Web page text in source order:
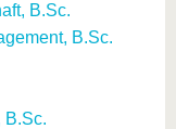
B.Sc.
B.Sc.
B.Sc.